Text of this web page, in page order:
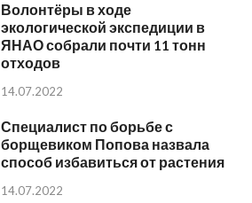
Волонтёры в ходе
экологической экспедиции в
ЯНАО собрали почти 11 тонн
отходов
14.07.2022
Специалист по борьбе с
борщевиком Попова назвала
способ избавиться от растения
14.07.2022